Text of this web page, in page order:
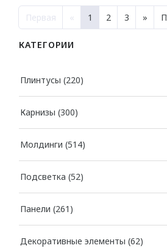
Первая « 1 2 3 »
КАТЕГОРИИ
Плинтусы (220)
Карнизы (300)
Молдинги (514)
Подсветка (52)
Панели (261)
Декоративные элементы (62)